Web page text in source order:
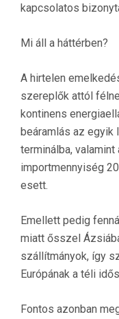
kapcsolatos
Mi áll a háttérben?
A hirtelen
szereplők attól
kontinens
beáramlás az egyik
terminálba,
importmennyiség
esett.
Emellett pedig
miatt ősszel
szállítmányok, így
Európának a téli
Fontos azonban